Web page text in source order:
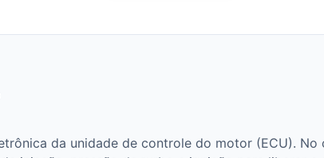
da unidade de controle do motor (ECU).